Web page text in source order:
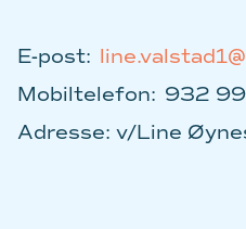
E-post:
Mobiltelefon: 932
Adresse: v/Line